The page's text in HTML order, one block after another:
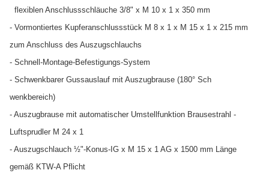
flexiblen Anschlussschläuche 3/8" x M 10 x 1 x 350 mm
- Vormontiertes Kupferanschlussstück M 8 x 1 x M 15 x 1 x 215 mm
zum Anschluss des Auszugschlauchs
- Schnell-Montage-Befestigungs-System
- Schwenkbarer Gussauslauf mit Auszugbrause (180° Sch
wenkbereich)
- Auszugbrause mit automatischer Umstellfunktion Brausestrahl -
Luftsprudler M 24 x 1
- Auszugschlauch ½"-Konus-IG x M 15 x 1 AG x 1500 mm Länge
gemäß KTW-A Pflicht